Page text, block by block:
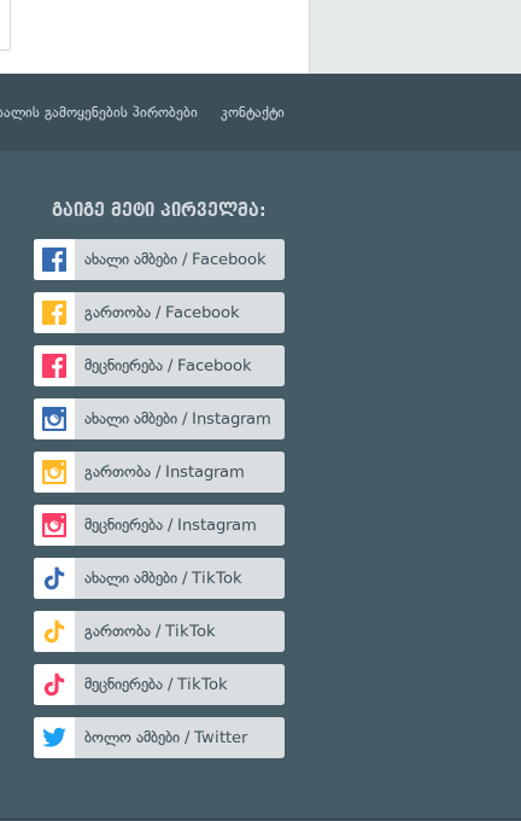
გამოყენების პირობები კონტაქტი
გაიგე მეტი პირველმა:
ახალი ამბები / Facebook
გართობა / Facebook
მეცნიერება / Facebook
ახალი ამბები / Instagram
გართობა / Instagram
მეცნიერება / Instagram
ახალი ამბები / TikTok
გართობა / TikTok
მეცნიერება / TikTok
ბოლო ამბები / Twitter